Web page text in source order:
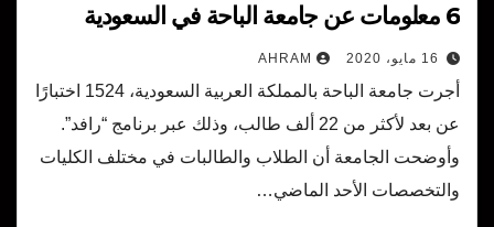
6 معلومات عن جامعة الباحة في السعودية
16 مايو، 2020 AHRAM
أجرت جامعة الباحة بالمملكة العربية السعودية، 1524 اختبارًا
عن بعد لأكثر من 22 ألف طالب، وذلك عبر برنامج “رافد”.
وأوضحت الجامعة أن الطلاب والطالبات في مختلف الكليات
والتخصصات الأحد الماضي…